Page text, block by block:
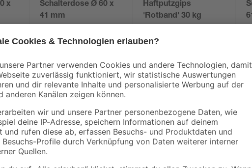
x
Schalterdose Ø 60 x
41 mm
,
Haftputzgips
'Rotband' 30 kg
11,
Der Elektrikergips von Quick-mix ist
Malerarbeiten im Innenbereich. Dübel und
verschlossen, Kanten ausgebessert und
gewünschte Menge Gipsbinder in etwas
mithilfe einer Kelle oder eines Spachtels